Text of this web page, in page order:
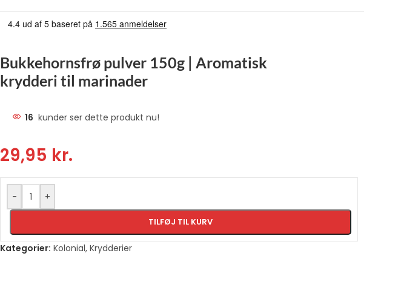
Bukkehornsfrø pulver 150g | Aromatisk
krydderi til marinader
16 kunder ser dette produkt nu!
29,95 kr.
- +
TILFØJ TIL KURV
Kategorier: Kolonial, Krydderier